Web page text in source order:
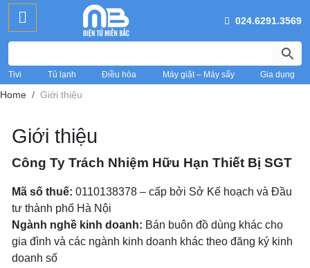
024.6291.3569
Tivi Tủ lạnh Điều hòa Máy giặt – Máy sấy Gia dụng
Home Giới thiệu
Giới thiệu
Công Ty Trách Nhiệm Hữu Hạn Thiết Bị SGT
Mã số thuế: 0110138378 – cấp bởi Sở Kế hoạch và Đầu
tư thành phố Hà Nội
Ngành nghề kinh doanh: Bán buôn đồ dùng khác cho
gia đình và các ngành kinh doanh khác theo đăng ký kinh
doanh số